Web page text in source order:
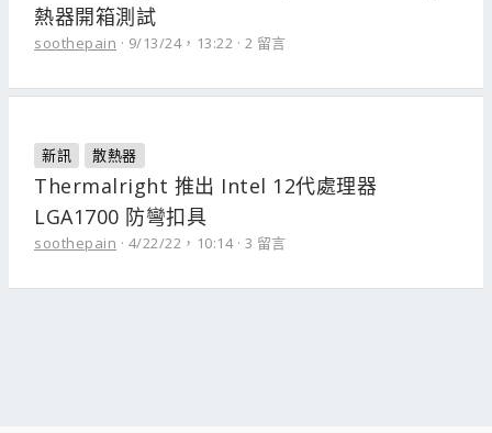
熱器開箱測試
soothepain 9/13/24，13:22 2 留言
新訊 散熱器
Thermalright 推出 Intel 12代處理器
LGA1700 防彎扣具
soothepain 4/22/22，10:14 3 留言